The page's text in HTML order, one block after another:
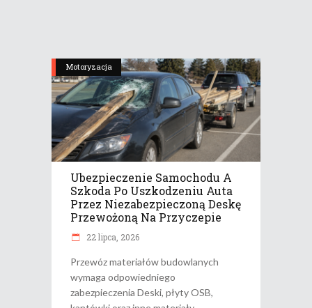
Motoryzacja
Ubezpieczenie Samochodu A
Szkoda Po Uszkodzeniu Auta
Przez Niezabezpieczoną Deskę
Przewożoną Na Przyczepie
22 lipca, 2026
Przewóz materiałów budowlanych
wymaga odpowiedniego
zabezpieczenia Deski, płyty OSB,